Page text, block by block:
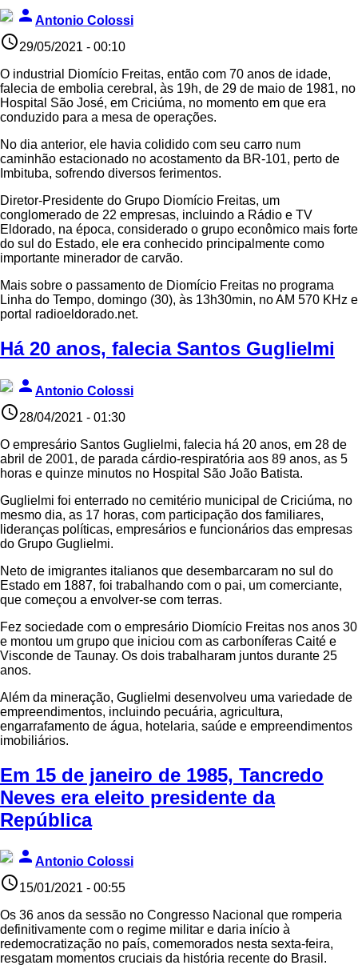
person Antonio Colossi
access_time29/05/2021 - 00:10
O industrial Diomício Freitas, então com 70 anos de idade,
falecia de embolia cerebral, às 19h, de 29 de maio de 1981, no
Hospital São José, em Criciúma, no momento em que era
conduzido para a mesa de operações.
No dia anterior, ele havia colidido com seu carro num
caminhão estacionado no acostamento da BR-101, perto de
Imbituba, sofrendo diversos ferimentos.
Diretor-Presidente do Grupo Diomício Freitas, um
conglomerado de 22 empresas, incluindo a Rádio e TV
Eldorado, na época, considerado o grupo econômico mais forte
do sul do Estado, ele era conhecido principalmente como
importante minerador de carvão.
Mais sobre o passamento de Diomício Freitas no programa
Linha do Tempo, domingo (30), às 13h30min, no AM 570 KHz e
portal radioeldorado.net.
Há 20 anos, falecia Santos Guglielmi
person Antonio Colossi
access_time28/04/2021 - 01:30
O empresário Santos Guglielmi, falecia há 20 anos, em 28 de
abril de 2001, de parada cárdio-respiratória aos 89 anos, as 5
horas e quinze minutos no Hospital São João Batista.
Guglielmi foi enterrado no cemitério municipal de Criciúma, no
mesmo dia, as 17 horas, com participação dos familiares,
lideranças políticas, empresários e funcionários das empresas
do Grupo Guglielmi.
Neto de imigrantes italianos que desembarcaram no sul do
Estado em 1887, foi trabalhando com o pai, um comerciante,
que começou a envolver-se com terras.
Fez sociedade com o empresário Diomício Freitas nos anos 30
e montou um grupo que iniciou com as carboníferas Caité e
Visconde de Taunay. Os dois trabalharam juntos durante 25
anos.
Além da mineração, Guglielmi desenvolveu uma variedade de
empreendimentos, incluindo pecuária, agricultura,
engarrafamento de água, hotelaria, saúde e empreendimentos
imobiliários.
Em 15 de janeiro de 1985, Tancredo
Neves era eleito presidente da
República
person Antonio Colossi
access_time15/01/2021 - 00:55
Os 36 anos da sessão no Congresso Nacional que romperia
definitivamente com o regime militar e daria início à
redemocratização no país, comemorados nesta sexta-feira,
resgatam momentos cruciais da história recente do Brasil.